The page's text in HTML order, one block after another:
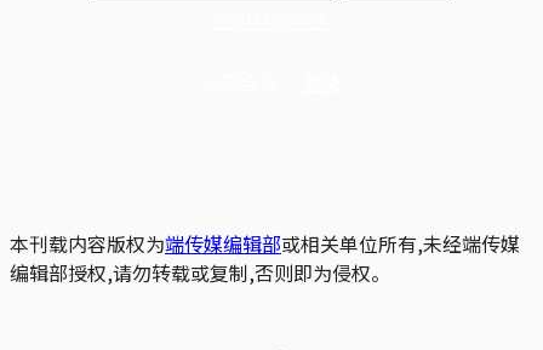
本刊载内容版权为端传媒编辑部或相关单位所有,未经端传媒
编辑部授权,请勿转载或复制,否则即为侵权。